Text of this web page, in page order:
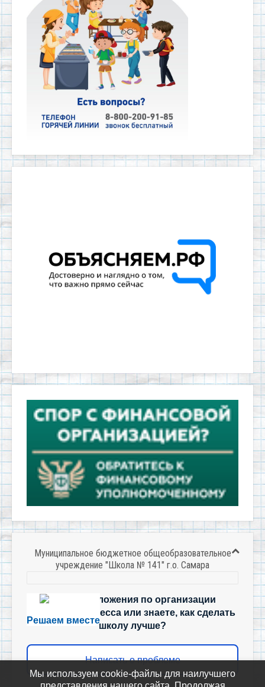
Муниципальное бюджетное общеобразовательное
учреждение "Школа № 141" г.о. Самара
Решаем вместе
Есть предложения по организации
учебного процесса или знаете, как сделать
школу лучше?
Написать о проблеме
Мы используем cookie-файлы для наилучшего